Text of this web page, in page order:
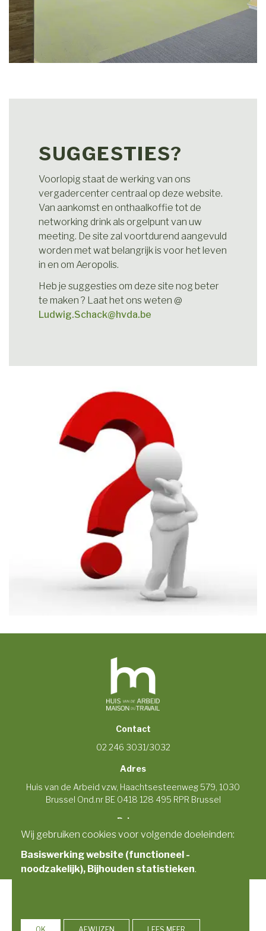
SUGGESTIES?
Voorlopig staat de werking van ons
vergadercenter centraal op deze website.
Van aankomst en onthaalkoffie tot de
networking drink als orgelpunt van uw
meeting. De site zal voortdurend aangevuld
worden met wat belangrijk is voor het leven
in en om Aeropolis.
Heb je suggesties om deze site nog beter
te maken ? Laat het ons weten @
Ludwig.Schack@hvda.be
Contact
02 246 3031/3032
Adres
Huis van de Arbeid vzw, Haachtsesteenweg 579, 1030
Brussel Ond.nr BE 0418 128 495 RPR Brussel
Privacy
© Copyright 2026 | Huis van de Arbeid
Alle rechten voorbehouden
Privacybeleid
Wij gebruiken cookies voor volgende doeleinden:
Basiswerking website (functioneel -
noodzakelijk), Bijhouden statistieken.